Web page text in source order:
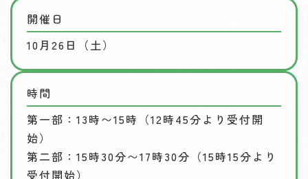
開催日
10月26日（土）
時間
第一部：13時〜15時（12時45分より受付開
始）
第二部：15時30分〜17時30分（15時15分より
受付開始）